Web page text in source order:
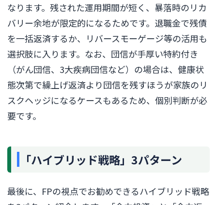
なります。残された運用期間が短く、暴落時のリカ
バリー余地が限定的になるためです。退職金で残債
を一括返済するか、リバースモーゲージ等の活用も
選択肢に入ります。なお、団信が手厚い特約付き
（がん団信、3大疾病団信など）の場合は、健康状
態次第で繰上げ返済より団信を残すほうが家族のリ
スクヘッジになるケースもあるため、個別判断が必
要です。
「ハイブリッド戦略」3パターン
最後に、FPの視点でお勧めできるハイブリッド戦略